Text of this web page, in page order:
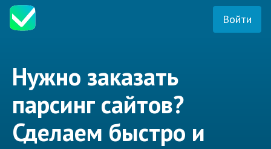
Войти
Нужно заказать
парсинг сайтов?
Сделаем быстро и